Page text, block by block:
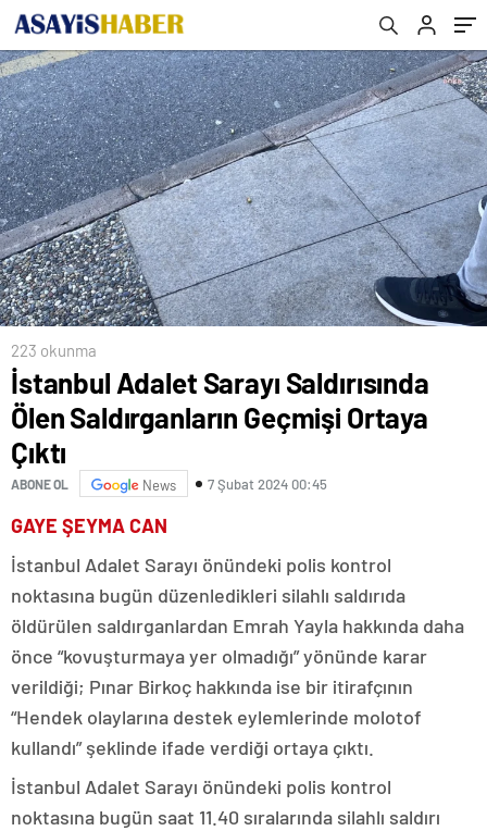
223 okunma
İstanbul Adalet Sarayı Saldırısında
Ölen Saldırganların Geçmişi Ortaya
Çıktı
ABONE OL News 7 Şubat 2024 00:45
GAYE ŞEYMA CAN
İstanbul Adalet Sarayı önündeki polis kontrol
noktasına bugün düzenledikleri silahlı saldırıda
öldürülen saldırganlardan Emrah Yayla hakkında daha
önce “kovuşturmaya yer olmadığı” yönünde karar
verildiği; Pınar Birkoç hakkında ise bir itirafçının
“Hendek olaylarına destek eylemlerinde molotof
kullandı” şeklinde ifade verdiği ortaya çıktı.
İstanbul Adalet Sarayı önündeki polis kontrol
noktasına bugün saat 11.40 sıralarında silahlı saldırı
nitelendirildi